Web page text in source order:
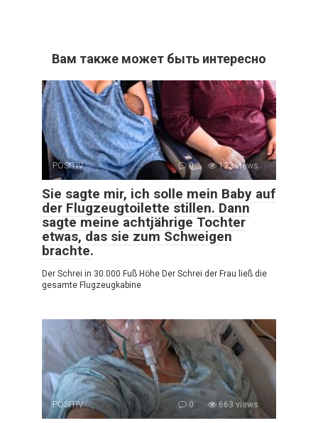
Вам также может быть интересно
POSITIV 0 123 views
Sie sagte mir, ich solle mein Baby auf
der Flugzeugtoilette stillen. Dann
sagte meine achtjährige Tochter
etwas, das sie zum Schweigen
brachte.
Der Schrei in 30.000 Fuß Höhe Der Schrei der Frau ließ die
gesamte Flugzeugkabine
POSITIV 0 663 views